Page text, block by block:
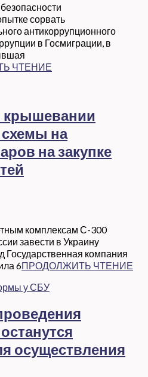
сорвать
антикоррупционного
в Госмиграции, в
ЧТЕНИЕ
крышевании
на
на закупке
комплексам С-300
завести в Украину
компания
6ПРОДОЛЖИТЬ ЧТЕНИЕ
осуществления